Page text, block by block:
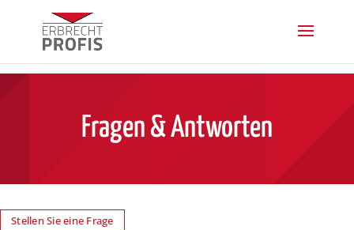
Fragen & Antworten
Stellen Sie eine Frage